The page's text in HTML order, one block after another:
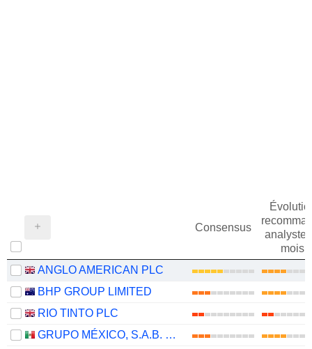
Consensus
mois
ANGLO AMERICAN PLC
BHP GROUP LIMITED
RIO TINTO PLC
GRUPO MÉXICO, S.A.B. DE C.V.